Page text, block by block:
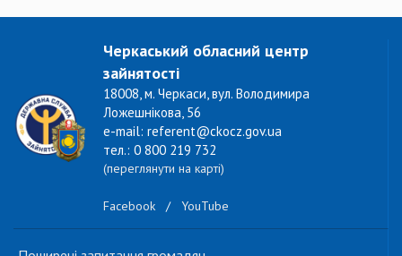
Черкаський обласний центр
зайнятості
18008, м. Черкаси, вул. Володимира
Ложешнікова, 56
e-mail: referent@ckocz.gov.ua
тел.: 0 800 219 732
(переглянути на карті)
Facebook / YouTube